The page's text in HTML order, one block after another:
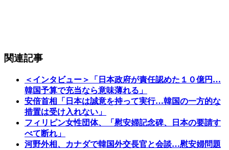
関連記事
＜インタビュー＞「日本政府が責任認めた１０億円…
韓国予算で充当なら意味薄れる」
安倍首相「日本は誠意を持って実行…韓国の一方的な
措置は受け入れない」
フィリピン女性団体、「慰安婦記念碑、日本の要請す
べて断れ」
河野外相、カナダで韓国外交長官と会談…慰安婦問題